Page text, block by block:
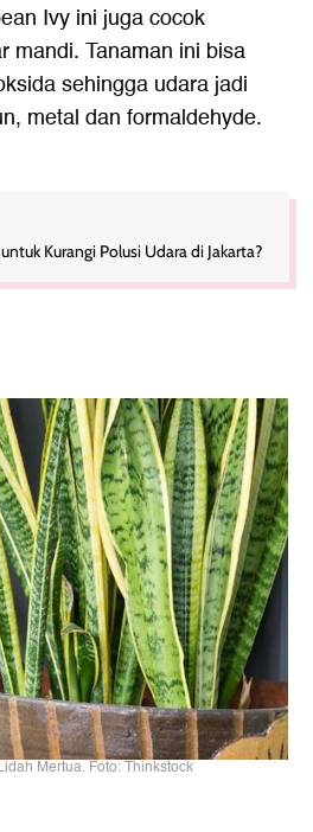
Ivy ini juga cocok
mandi. Tanaman ini bisa
sehingga udara jadi
metal dan formaldehyde.
Kurangi Polusi Udara di Jakarta?
Mertua. Foto: Thinkstock